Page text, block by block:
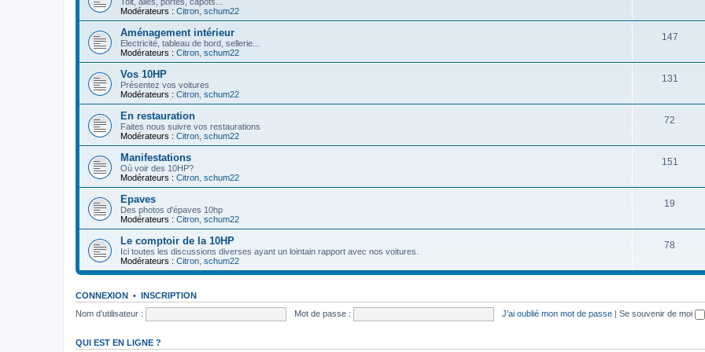
Modérateurs : Citron schum22
Aménagement intérieur
Electricité, tableau de bord, sellerie...
Modérateurs : Citron schum22
147
Vos 10HP
Présentez vos voitures
Modérateurs : Citron schum22
131
En restauration
Faites nous suivre vos restaurations
Modérateurs : Citron schum22
72
Manifestations
Où voir des 10HP?
Modérateurs : Citron schum22
151
Epaves
Des photos d'épaves 10hp
Modérateurs : Citron schum22
19
Le comptoir de la 10HP
Ici toutes les discussions diverses ayant un lointain rapport avec nos voitures.
Modérateurs : Citron schum22
78
CONNEXION • INSCRIPTION
Nom d’utilisateur :
Mot de passe : J’ai oublié mon mot de passe | Se souvenir de moi
QUI EST EN LIGNE ?